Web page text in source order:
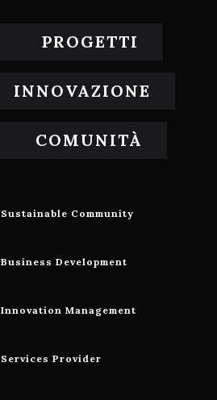
PROGETTI
INNOVAZIONE
COMUNITÀ
Sustainable Community
Business Development
Innovation Management
Services Provider